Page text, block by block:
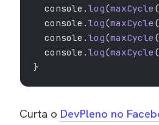
  console.
log(maxCycle (
  console.
log(maxCycle (
  console.
log(maxCycle (
  console.
log(maxCycle (
}
Curta o DevPleno no